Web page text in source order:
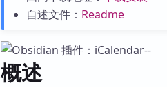
自述文件： Readme
概述